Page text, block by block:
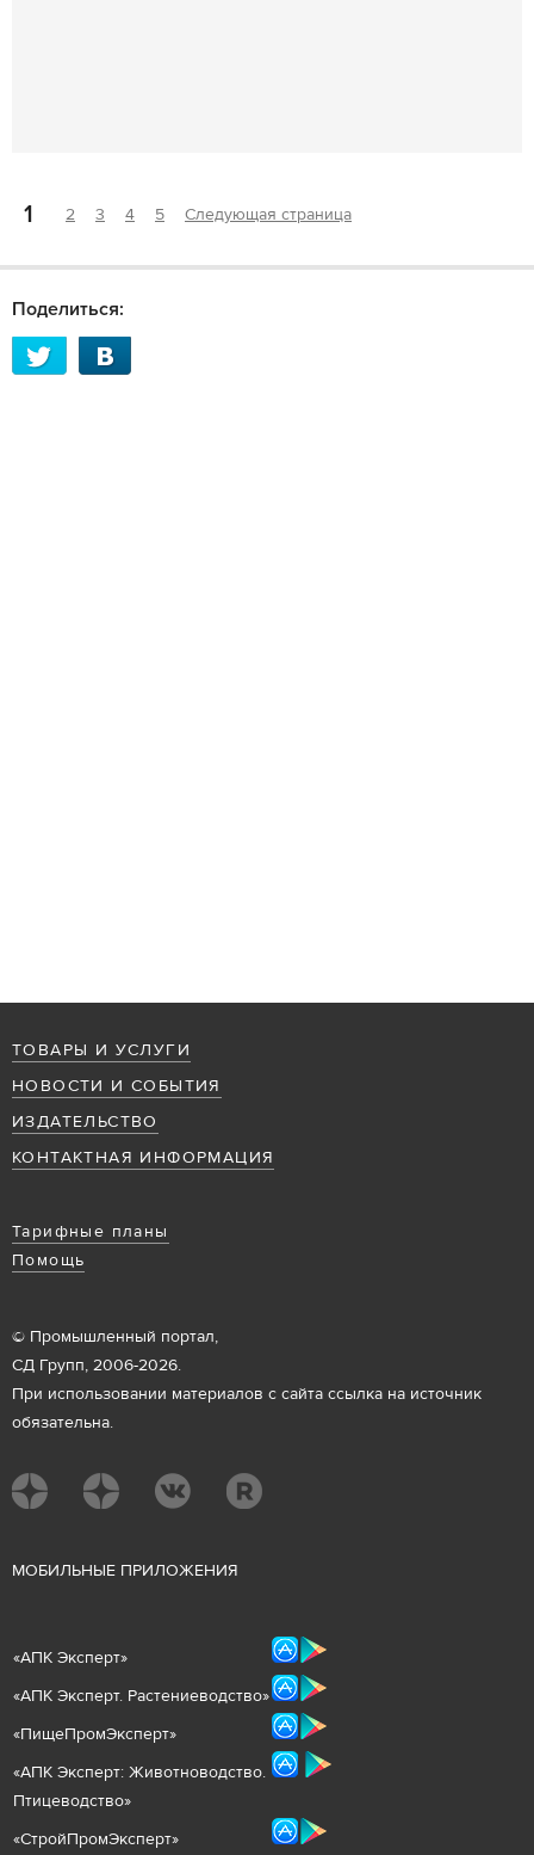
1 2 3 4 5 Следующая страница
Поделиться:
ТОВАРЫ И УСЛУГИ
НОВОСТИ И СОБЫТИЯ
ИЗДАТЕЛЬСТВО
КОНТАКТНАЯ ИНФОРМАЦИЯ
Тарифные планы
Помощь
© Промышленный портал,
СД Групп, 2006-2026.
При использовании материалов с сайта ссылка на источник
обязательна.
МОБИЛЬНЫЕ ПРИЛОЖЕНИЯ
«АПК Эксперт»
«АПК Эксперт. Растениеводство»
«ПищеПромЭксперт»
«АПК Эксперт: Животноводство.
Птицеводство»
«СтройПромЭксперт»